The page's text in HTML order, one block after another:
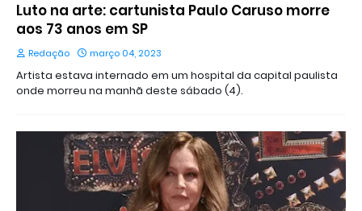
Luto na arte: cartunista Paulo Caruso morre
aos 73 anos em SP
Redação março 04, 2023
Artista estava internado em um hospital da capital paulista
onde morreu na manhã deste sábado (4).